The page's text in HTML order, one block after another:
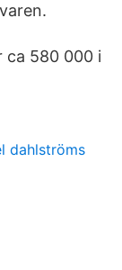
ca 580 000 i
dahlströms